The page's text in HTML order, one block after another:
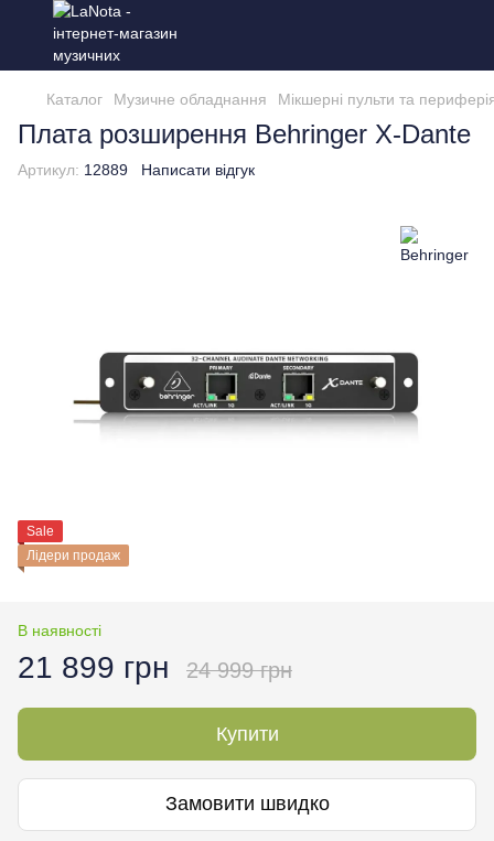
Каталог Музичне обладнання Мікшерні пульти та
Плата розширення Behringer X-Dante
Артикул: 12889 Написати відгук
Sale
Лідери продаж
В наявності
21 899 грн 24 999 грн
Купити
Замовити швидко